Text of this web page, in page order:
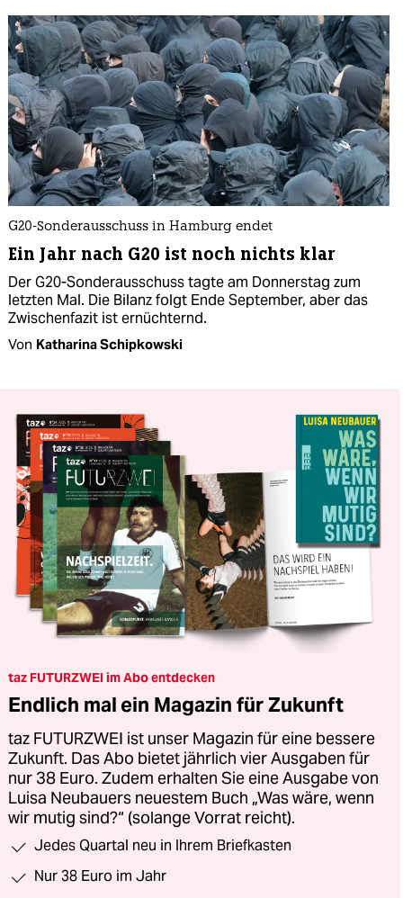
G20-Sonderausschuss in Hamburg endet
Ein Jahr nach G20 ist noch nichts klar
Der G20-Sonderausschuss tagte am Donnerstag zum
letzten Mal. Die Bilanz folgt Ende September, aber das
Zwischenfazit ist ernüchternd.
Von Katharina Schipkowski
taz FUTURZWEI im Abo entdecken
Endlich mal ein Magazin für Zukunft
taz FUTURZWEI ist unser Magazin für eine bessere
Zukunft. Das Abo bietet jährlich vier Ausgaben für
nur 38 Euro. Zudem erhalten Sie eine Ausgabe von
Luisa Neubauers neuestem Buch „Was wäre, wenn
wir mutig sind?“ (solange Vorrat reicht).
Jedes Quartal neu in Ihrem Briefkasten
Nur 38 Euro im Jahr